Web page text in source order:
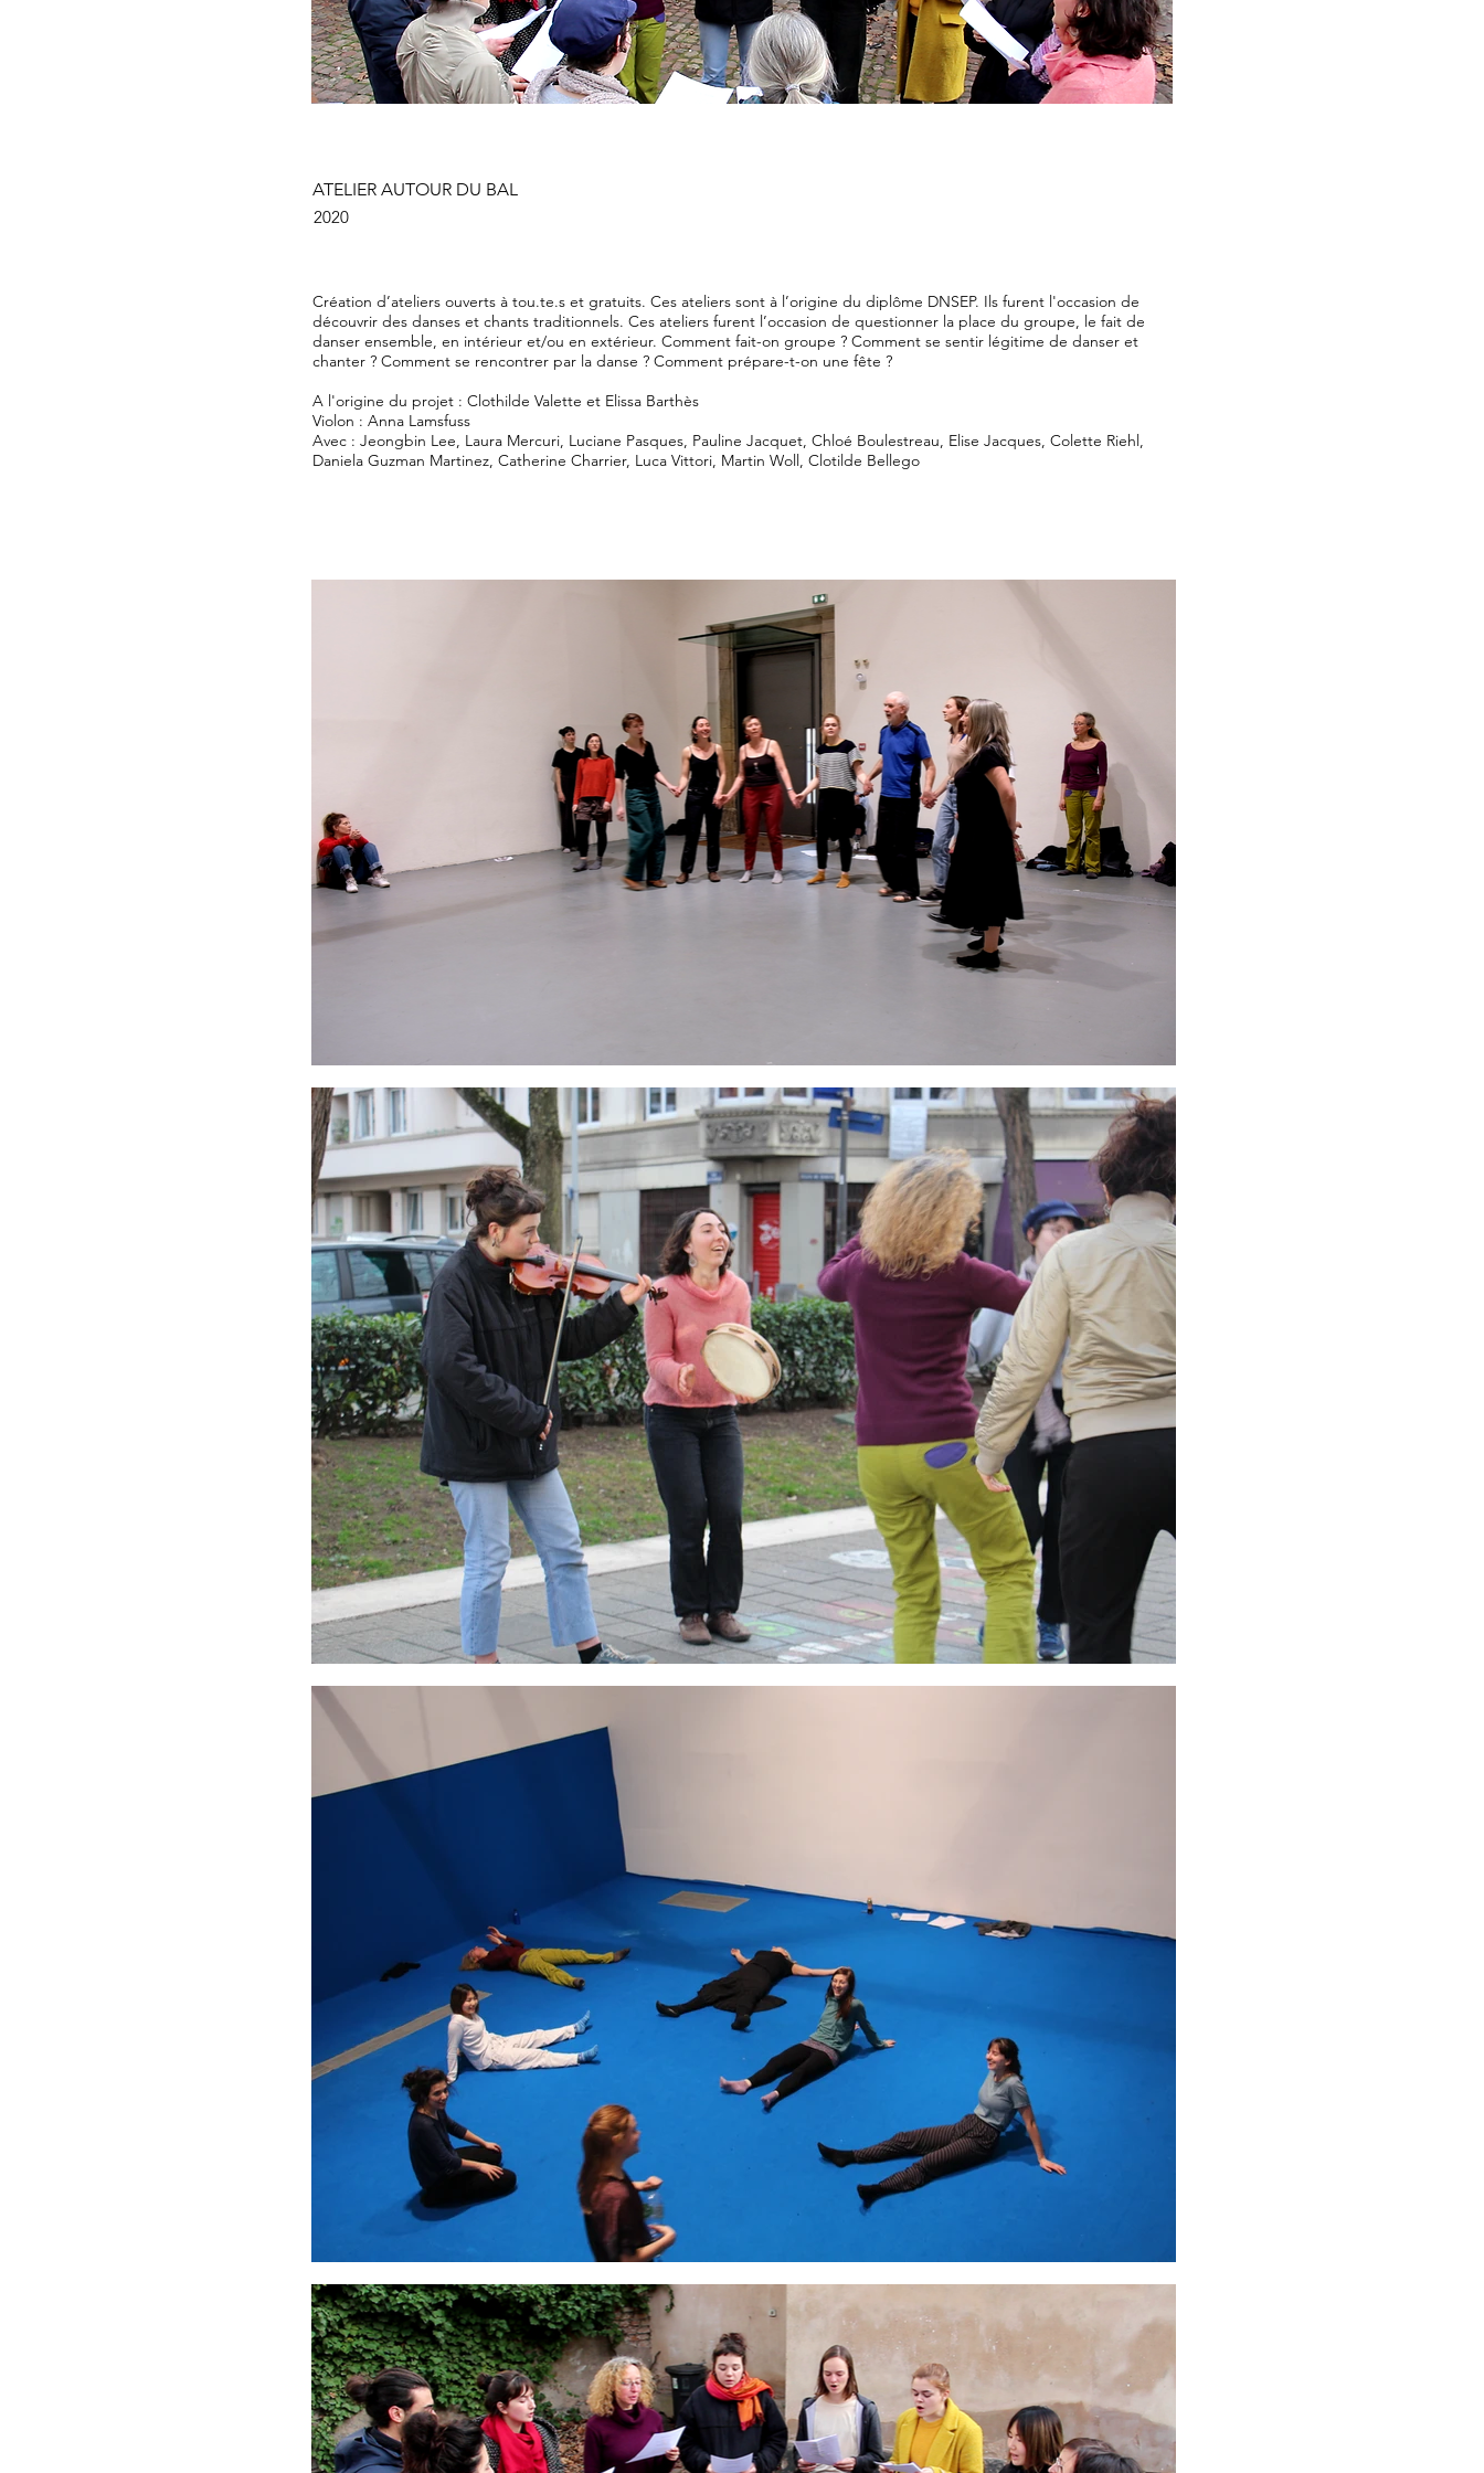
ATELIER AUTOUR DU BAL
2020
Création d’ateliers ouverts à tou.te.s et gratuits. Ces ateliers sont à l’origine du diplôme DNSEP. Ils furent l'occasion de
découvrir des danses et chants traditionnels. Ces ateliers furent l’occasion de questionner la place du groupe, le fait de
danser ensemble, en intérieur et/ou en extérieur. Comment fait-on groupe ? Comment se sentir légitime de danser et
chanter ? Comment se rencontrer par la danse ? Comment prépare-t-on une fête ?
A l'origine du projet : Clothilde Valette et Elissa Barthès
Violon : Anna Lamsfuss
Avec : Jeongbin Lee, Laura Mercuri, Luciane Pasques, Pauline Jacquet, Chloé Boulestreau, Elise Jacques, Colette Riehl,
Daniela Guzman Martinez, Catherine Charrier, Luca Vittori, Martin Woll, Clotilde Bellego